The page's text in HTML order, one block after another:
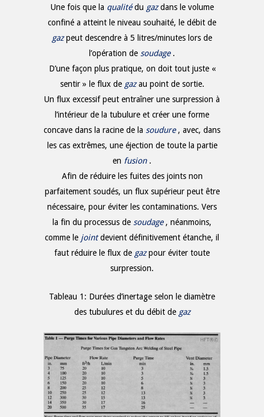
Une fois que la qualité du gaz dans le volume
confiné a atteint le niveau souhaité, le débit de
gaz peut descendre à 5 litres/minutes lors de
l’opération de soudage .
D’une façon plus pratique, on doit tout juste «
sentir » le flux de gaz au point de sortie.
Un flux excessif peut entraîner une surpression à
l’intérieur de la tubulure et créer une forme
concave dans la racine de la soudure , avec, dans
les cas extrêmes, une éjection de toute la partie
en fusion .
Afin de réduire les fuites des joints non
parfaitement soudés, un flux supérieur peut être
nécessaire, pour éviter les contaminations. Vers
la fin du processus de soudage , néanmoins,
comme le joint devient définitivement étanche, il
faut réduire le flux de gaz pour éviter toute
surpression.
Tableau 1: Durées d’inertage selon le diamètre
des tubulures et du débit de gaz